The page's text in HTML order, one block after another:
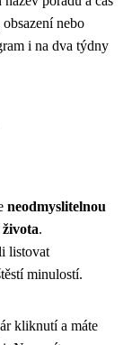
nebo
i na dva týdny
neodmyslitelnou
.
listovat
minulostí.
kliknutí a máte